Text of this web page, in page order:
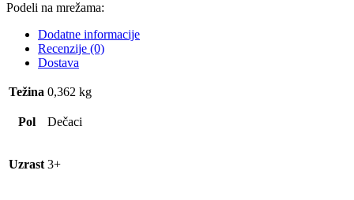
Podeli na mrežama:
Dodatne informacije
Recenzije (0)
Dostava
Težina 0,362 kg
Pol Dečaci
Uzrast 3+